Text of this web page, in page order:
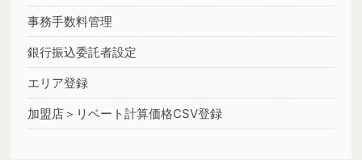
事務手数料管理
銀行振込委託者設定
エリア登録
加盟店＞リベート計算価格CSV登録